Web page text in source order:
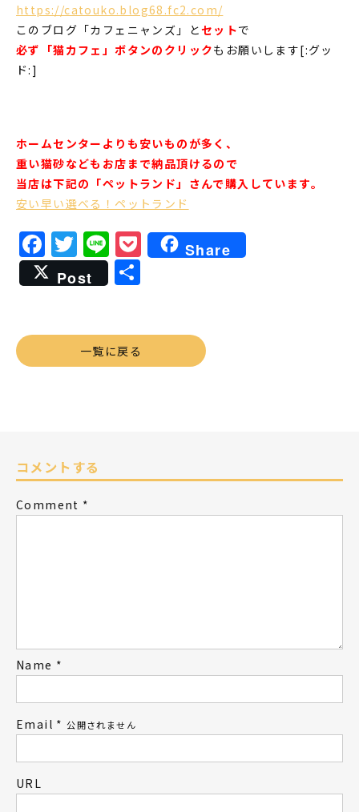
https://catouko.blog68.fc2.com/
このブログ「カフェニャンズ」とセットで
必ず「猫カフェ」ボタンのクリックもお願いします[:グッ
ド:]
ホームセンターよりも安いものが多く、
重い猫砂などもお店まで納品頂けるので
当店は下記の「ペットランド」さんで購入しています。
安い早い選べる！ペットランド
Facebook
Twitter
LinePocket
Share
Post
共
一覧に戻る
コメントする
Comment *
Name *
Email * 公開されません
URL